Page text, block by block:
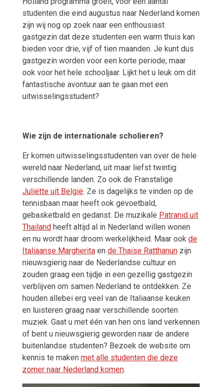
studenten die eind augustus naar Nederland komen
zijn wij nog op zoek naar een enthousiast
gastgezin dat deze studenten een warm thuis kan
bieden voor drie, vijf of tien maanden. Je kunt dus
gastgezin worden voor een korte periode, maar
ook voor het hele schooljaar. Lijkt het u leuk om dit
fantastische avontuur aan te gaan met een
uitwisselingsstudent?
Wie zijn de internationale scholieren?
Er komen uitwisselingsstudenten van over de hele
wereld naar Nederland, uit maar liefst twintig
verschillende landen. Zo ook de Franstalige
Juliëtte uit België. Ze is dagelijks te vinden op de
tennisbaan maar heeft ook gevoetbald,
gebasketbald en gedanst. De muzikale Patranid uit
Thailandheeft altijd al in Nederland willen wonen
en nu wordt haar droom werkelijkheid. Maar ook de
Italiaanse Margheritaen de Thaise Ratthanunzijn
nieuwsgierig naar de Nederlandse cultuur en
zouden graag een tijdje in een gezellig gastgezin
verblijven om samen Nederland te ontdekken. Ze
houden allebei erg veel van de Italiaanse keuken
en luisteren graag naar verschillende soorten
muziek. Gaat u met één van hen ons land verkennen
of bent u nieuwsgierig geworden naar de andere
buitenlandse studenten? Bezoek de website om
kennis te maken met alle studenten die deze
zomer naar Nederland komen.